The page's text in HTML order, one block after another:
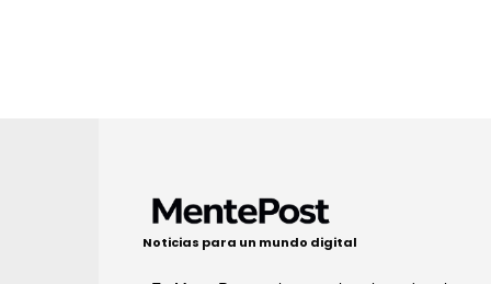
Noticias para un mundo digital